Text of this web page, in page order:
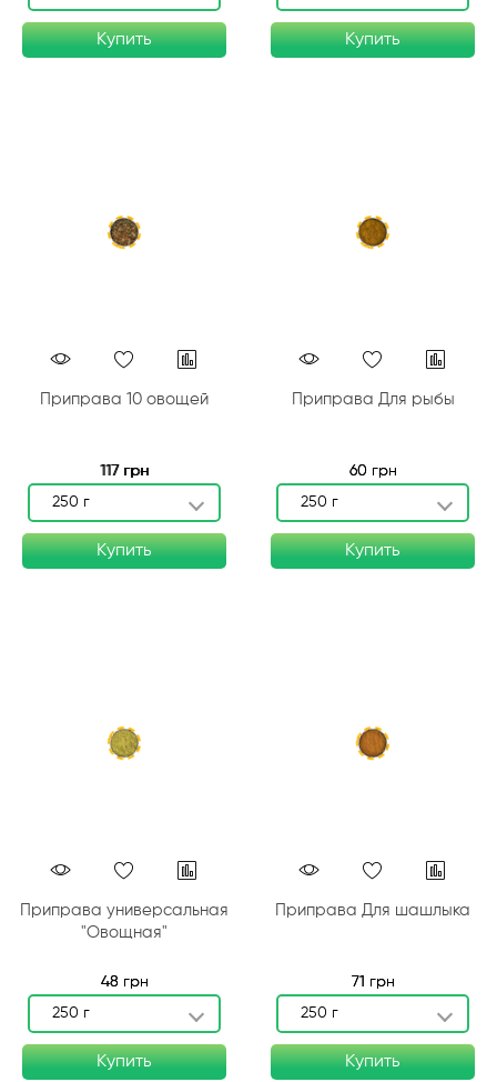
Купить Купить
Приправа 10 овощей
117 грн
250 г
Купить
Приправа Для рыбы
60 грн
250 г
Купить
Приправа универсальная
"Овощная"
48 грн
250 г
Купить
Приправа Для шашлыка
71 грн
250 г
Купить